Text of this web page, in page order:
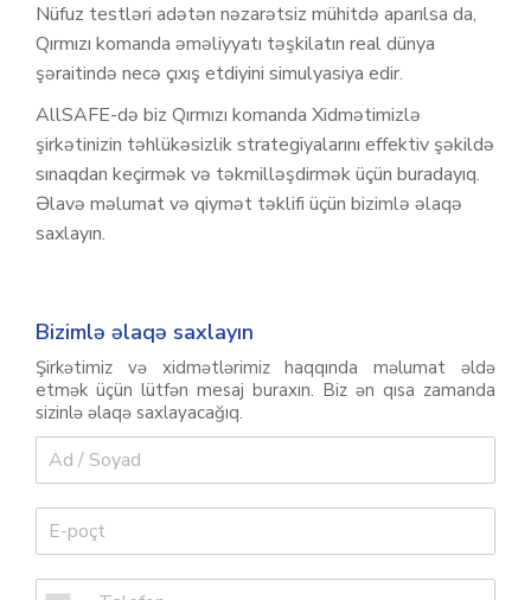
Nüfuz testləri adətən nəzarətsiz mühitdə aparılsa da,
Qırmızı komanda əməliyyatı təşkilatın real dünya
şəraitində necə çıxış etdiyini simulyasiya edir.
AllSAFE-də biz Qırmızı komanda Xidmətimizlə
şirkətinizin təhlükəsizlik strategiyalarını effektiv şəkildə
sınaqdan keçirmək və təkmilləşdirmək üçün buradayıq.
Əlavə məlumat və qiymət təklifi üçün bizimlə əlaqə
saxlayın.
Bizimlə əlaqə saxlayın
Şirkətimiz və xidmətlərimiz haqqında məlumat əldə
etmək üçün lütfən mesaj buraxın. Biz ən qısa zamanda
sizinlə əlaqə saxlayacağıq.